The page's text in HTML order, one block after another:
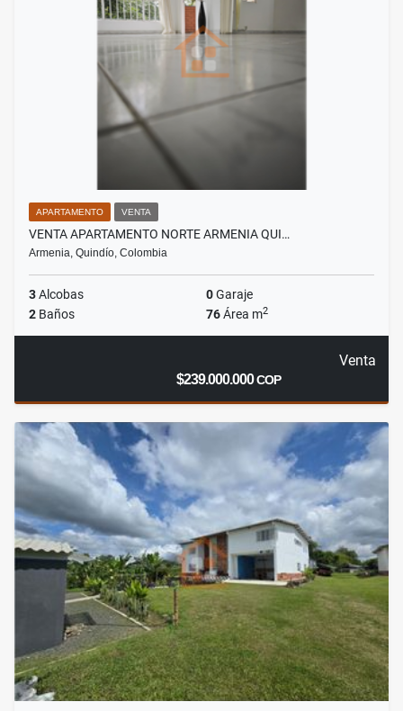
APARTAMENTO VENTA
VENTA APARTAMENTO NORTE ARMENIA QUI…
Armenia, Quindío, Colombia
3Alcobas 0Garaje
2 Baños 76Área m2
Venta
$239.000.000COP